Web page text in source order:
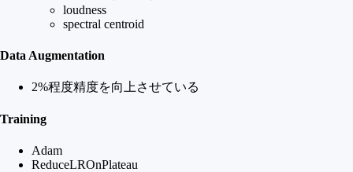
loudness
spectral centroid
Data Augmentation
2%程度精度を向上させている
Training
Adam
ReduceLROnPlateau